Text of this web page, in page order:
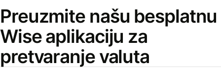
Preuzmite našu besplatnu
Wise aplikaciju za
pretvaranje valuta